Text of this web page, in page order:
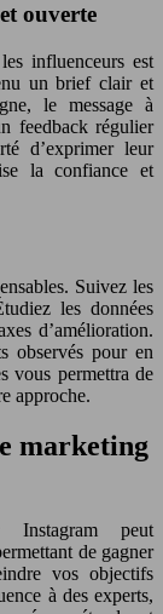
ouverte
influenceurs est
un brief clair et
le message à
feedback régulier
d’exprimer leur
la confiance et
Suivez les
les données
d’amélioration.
observés pour en
vous permettra de
approche.
marketing
Instagram peut
de gagner
vos objectifs
à des experts,